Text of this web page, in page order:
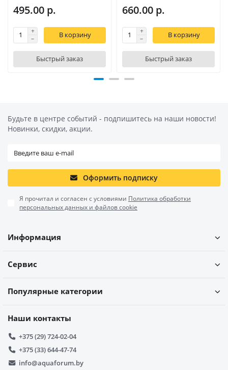
495.00 р.
В корзину
Быстрый заказ
660.00 р.
В корзину
Быстрый заказ
Будьте в центре событий - подпишитесь на наши новости!
Новинки, скидки, акции.
Оформить подписку
Я прочитал и согласен с условиями Политика обработки
персональных данных и файлов cookie
Информация
Сервис
Популярные категории
Наши контакты
+375 (29) 724-02-04
+375 (33) 644-47-74
info@aquaforum.by